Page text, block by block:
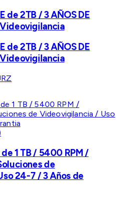
de 2TB / 3 AÑOS DE
de 2TB / 3 AÑOS DE
1 TB / 5400 RPM /
de
24-7 / 3 Años de